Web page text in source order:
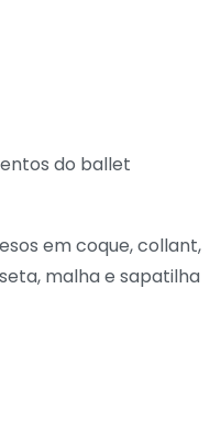
do ballet
em coque, collant,
malha e sapatilha